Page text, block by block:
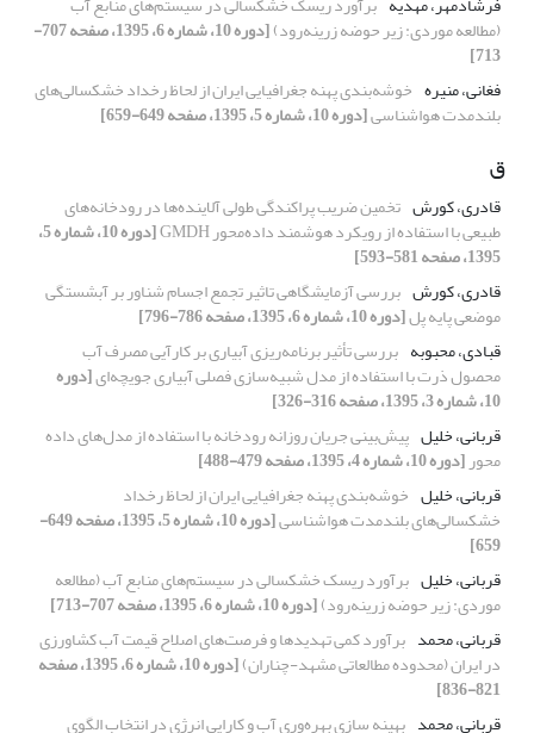
(مطالعه موردی: زیر حوضه زرینه‌رود) [دوره 10، شماره 6، 1395، صفحه 707-
713]
فغانی، منیره خوشه‌بندی پهنه جغرافیایی ایران از لحاظ رخداد خشکسالی‌های
بلند‌مدت هواشناسی[دوره 10، شماره 5، 1395، صفحه 649-659]
ق
قادری، کورش تخمین ضریب پراکندگی طولی آلاینده‌ها در رودخانه‌های
طبیعی با استفاده از رویکرد هوشمند داده‌محور GMDH [دوره 10، شماره 5،
1395، صفحه 581-593]
قادری، کورش بررسی آزمایشگاهی تاثیر تجمع اجسام شناور بر آبشستگی
موضعی پایه پل[دوره 10، شماره 6، 1395، صفحه 786-796]
قبادی، محبوبه بررسی تأثیر برنامه‌ریزی آبیاری بر کارآیی مصرف آب
محصول ذرت با استفاده از مدل شبیه‌سازی فصلی آبیاری جویچه‌ای[دوره
10، شماره 3، 1395، صفحه 316-326]
قربانی، خلیل پیش‌بینی جریان روزانه رودخانه با استفاده از مدل‌های داده
محور[دوره 10، شماره 4، 1395، صفحه 479-488]
قربانی، خلیل خوشه‌بندی پهنه جغرافیایی ایران از لحاظ رخداد
خشکسالی‌های بلند‌مدت هواشناسی [دوره 10، شماره 5، 1395، صفحه 649-
659]
قربانی، خلیل برآورد ریسک خشکسالی در سیستم‌های منابع آب (مطالعه
موردی: زیر حوضه زرینه‌رود)[دوره 10، شماره 6، 1395، صفحه 707-713]
قربانی، محمد برآورد کمی تهدیدها و فرصت‌های اصلاح قیمت آب کشاورزی
در ایران (محدوده مطالعاتی مشهد-چناران) [دوره 10، شماره 6، 1395، صفحه
821-836]
قربانی، محمد بهینه سازی بهره‌وری آب و کارایی انرژی در انتخاب الگوی